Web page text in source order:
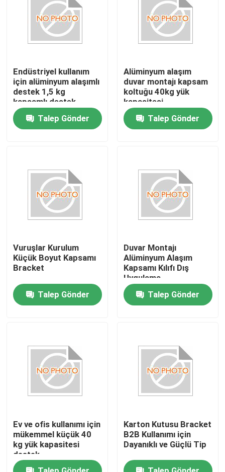
Ürünler
VİDEOLAR
Endüstriyel kullanım
için alüminyum alaşımlı
destek 1,5 kg
kapsamlı destek
Talep Gönder
Alüminyum alaşım
duvar montajı kapsam
koltuğu 40kg yük
kapasitesi
Talep Gönder
Vuruşlar Kurulum
Küçük Boyut Kapsamı
Bracket
Talep Gönder
Duvar Montajı
Alüminyum Alaşım
Kapsamı Kılıfı Dış
Uygulama
Talep Gönder
Ev ve ofis kullanımı için
mükemmel küçük 40
kg yük kapasitesi
destek
Karton Kutusu Bracket
B2B Kullanımı için
Dayanıklı ve Güçlü Tip